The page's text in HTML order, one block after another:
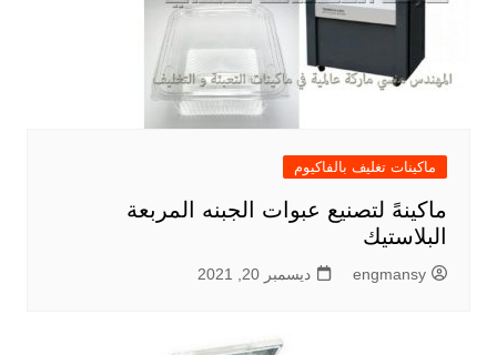
ماكينات تغليف بالفاكيوم
ماكينهً لتصنيع عبوات الجبنه المربعة
البلاستيك
engmansy ديسمبر 20, 2021